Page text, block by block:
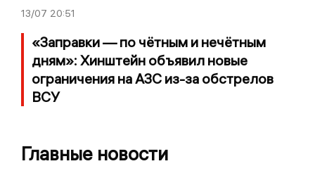
13/07 20:51
«Заправки — по чётным и нечётным
дням»: Хинштейн объявил новые
ограничения на АЗС из-за обстрелов
ВСУ
Главные новости